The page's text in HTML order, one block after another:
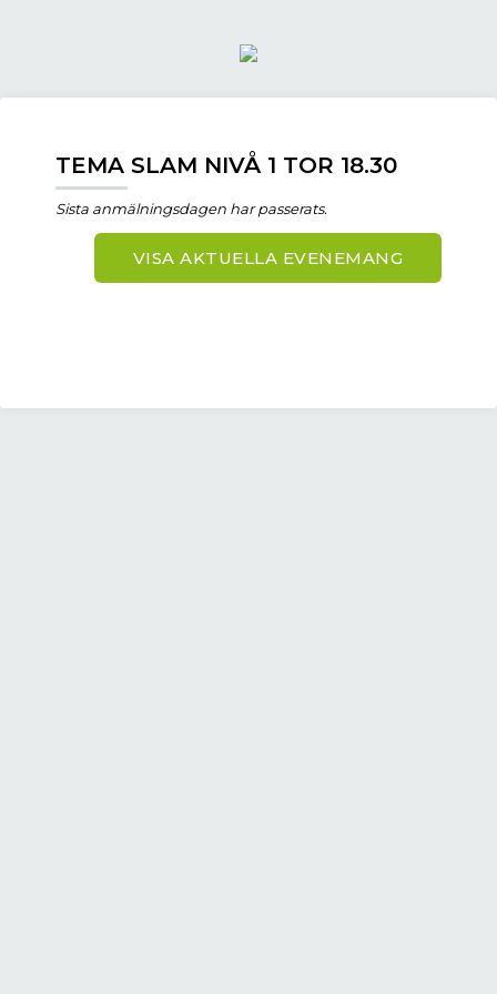
TEMA SLAM NIVÅ 1 TOR 18.30
Sista anmälningsdagen har passerats.
VISA AKTUELLA EVENEMANG